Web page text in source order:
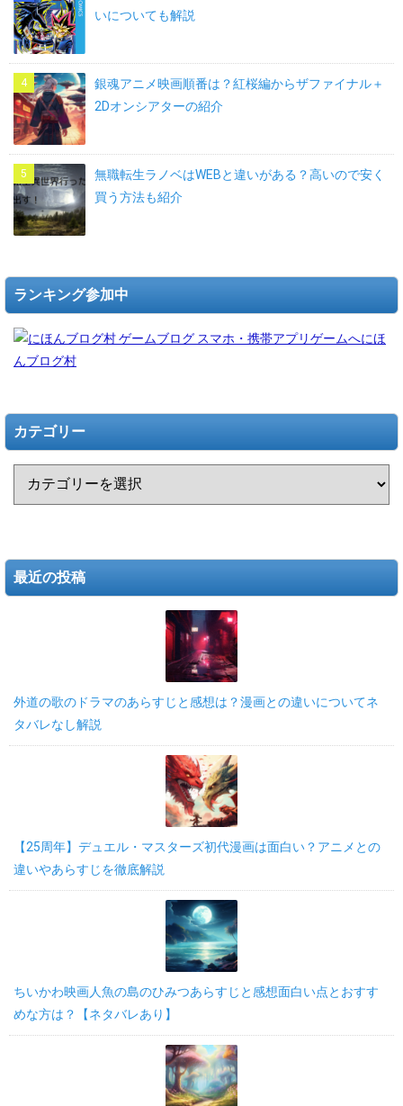
いについても解説
銀魂アニメ映画順番は？紅桜編からザファイナル＋
2Dオンシアターの紹介
無職転生ラノベはWEBと違いがある？高いので安く
買う方法も紹介
ランキング参加中
にほ
んブログ村
カテゴリー
最近の投稿
外道の歌のドラマのあらすじと感想は？漫画との違いについてネ
タバレなし解説
【25周年】デュエル・マスターズ初代漫画は面白い？アニメとの
違いやあらすじを徹底解説
ちいかわ映画人魚の島のひみつあらすじと感想面白い点とおすす
めな方は？【ネタバレあり】